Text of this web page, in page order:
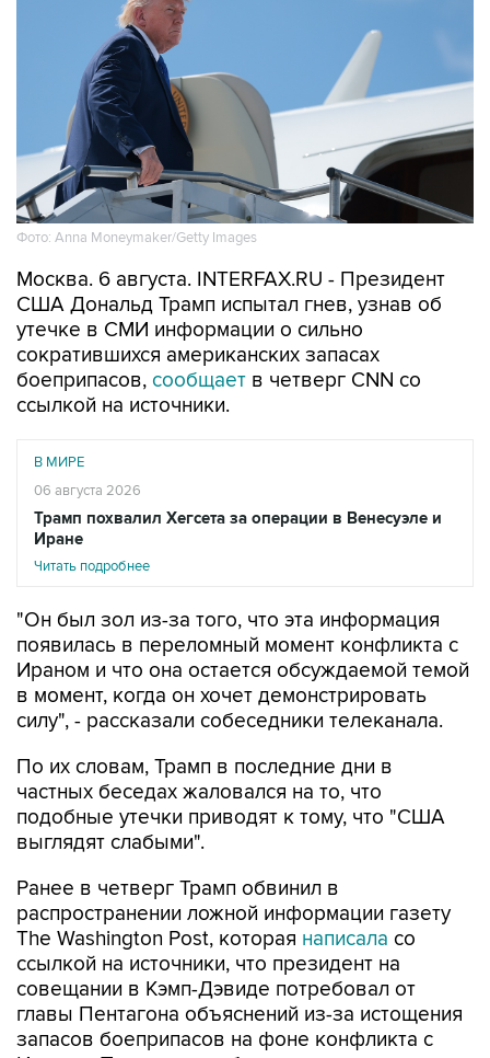
Фото: Anna Moneymaker/Getty Images
Москва. 6 августа. INTERFAX.RU - Президент
США Дональд Трамп испытал гнев, узнав об
утечке в СМИ информации о сильно
сократившихся американских запасах
боеприпасов, сообщает в четверг CNN со
ссылкой на источники.
В МИРЕ
06 августа 2026
Трамп похвалил Хегсета за операции в Венесуэле и
Иране
Читать подробнее
"Он был зол из-за того, что эта информация
появилась в переломный момент конфликта с
Ираном и что она остается обсуждаемой темой
в момент, когда он хочет демонстрировать
силу", - рассказали собеседники телеканала.
По их словам, Трамп в последние дни в
частных беседах жаловался на то, что
подобные утечки приводят к тому, что "США
выглядят слабыми".
Ранее в четверг Трамп обвинил в
распространении ложной информации газету
The Washington Post, которая написала со
ссылкой на источники, что президент на
совещании в Кэмп-Дэвиде потребовал от
главы Пентагона объяснений из-за истощения
запасов боеприпасов на фоне конфликта с